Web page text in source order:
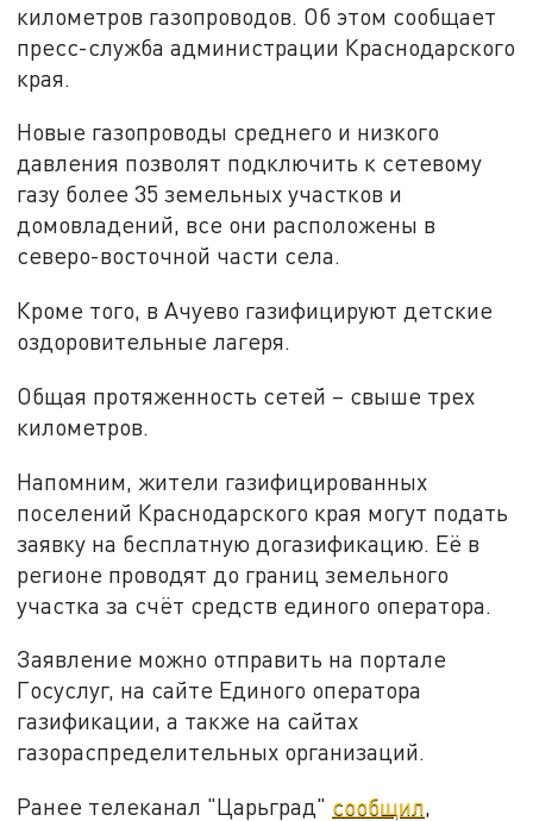
километров газопроводов. Об этом сообщает
пресс-служба администрации Краснодарского
края.
Новые газопроводы среднего и низкого
давления позволят подключить к сетевому
газу более 35 земельных участков и
домовладений, все они расположены в
северо-восточной части села.
Кроме того, в Ачуево газифицируют детские
оздоровительные лагеря.
Общая протяженность сетей – свыше трех
километров.
Напомним, жители газифицированных
поселений Краснодарского края могут подать
заявку на бесплатную догазификацию. Её в
регионе проводят до границ земельного
участка за счёт средств единого оператора.
Заявление можно отправить на портале
Госуслуг, на сайте Единого оператора
газификации, а также на сайтах
газораспределительных организаций.
Ранее телеканал "Царьград" сообщил,